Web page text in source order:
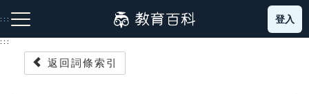
到
主
::: 登入
:::
返回詞條索引